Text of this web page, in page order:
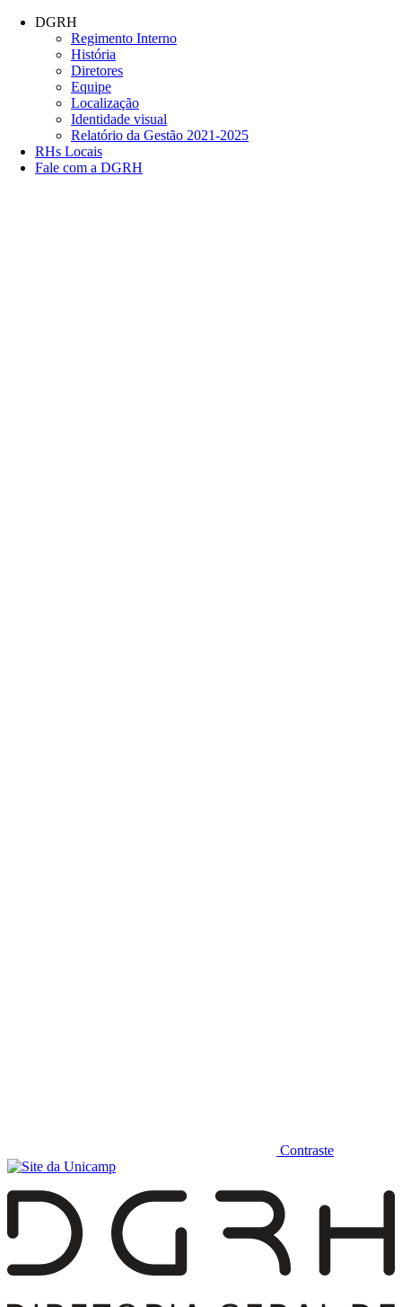
Conteúdo principal
DGRH
Regimento Interno
História
Diretores
Equipe
Localização
Identidade visual
Relatório da Gestão 2021-2025
RHs Locais
Fale com a DGRH
Contraste